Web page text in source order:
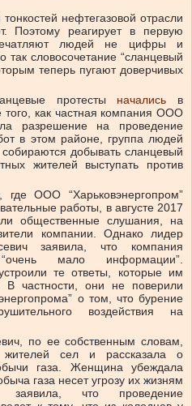
нефтегазовой отрасли
Поэтому реагирует в первую
людей не цифры и
словосочетание “сланцевый
теперь пугают доверчивых
протесты начались в
того, как частная компания ООО
разрешение на проведение
в этом районе, группа людей
добывать сланцевый
жителей выступать против
ООО “Харьковэнергопром”
работы, в августе 2017
общественные слушания, на
компании. Однако лидер
заявила, что компания
мало информации”.
те ответы, которые им
частности, они не поверили
о том, что бурение
воздействия на
по ее собственным словам,
сел и рассказала о
газа. Женщина убеждала
газа несет угрозу их жизням
что проведение